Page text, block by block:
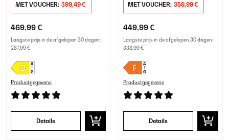
MET VOUCHER: 399,49 €
469,99 €
Laagste prijs in de afgelopen 30 dagen:
287,99 €
Productgegevens
Details
MET VOUCHER: 359,99 €
449,99 €
Laagste prijs in de afgelopen 30 dagen:
338,99 €
Productgegevens
Details